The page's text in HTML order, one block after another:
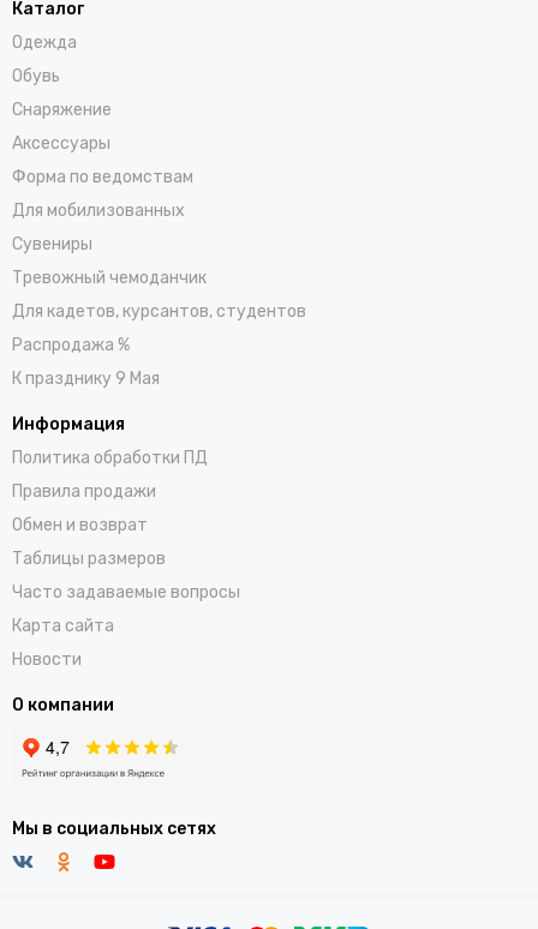
Каталог
Одежда
Обувь
Снаряжение
Аксессуары
Форма по ведомствам
Для мобилизованных
Сувениры
Тревожный чемоданчик
Для кадетов, курсантов, студентов
Распродажа %
К празднику 9 Мая
Информация
Политика обработки ПД
Правила продажи
Обмен и возврат
Таблицы размеров
Часто задаваемые вопросы
Карта сайта
Новости
О компании
Мы в социальных сетях